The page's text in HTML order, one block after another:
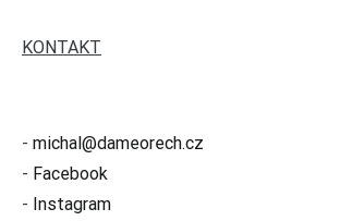
KONTAKT
- michal@dameorech.cz
- Facebook
- Instagram